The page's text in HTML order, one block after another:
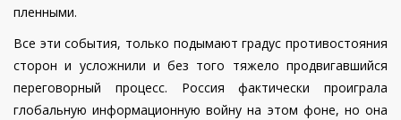
пленными.
Все эти события, только подымают градус противостояния
сторон и усложнили и без того тяжело продвигавшийся
переговорный процесс. Россия фактически проиграла
глобальную информационную войну на этом фоне, но она